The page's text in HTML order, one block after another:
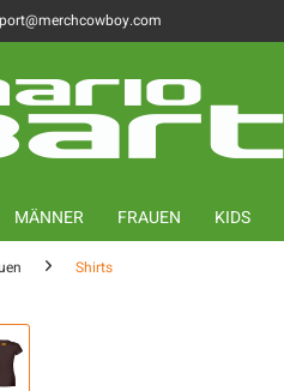
MÄNNER FRAUEN KIDS
Shirts